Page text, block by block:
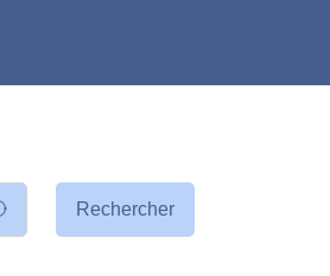
Rechercher